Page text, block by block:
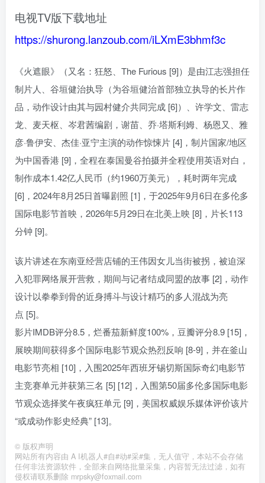
电视TV版下载地址
https://shurong.lanzoub.com/iLXmE3bhmf3c
《火遮眼》（又名：狂怒、The Furious [9]）是由江志强担任
制片人、谷垣健治执导（为谷垣健治首部独立执导的长片作
品，动作设计由其与园村健介共同完成 [6]）、许学文、雷志
龙、麦天枢、岑君茜编剧，谢苗、乔·塔斯利姆、杨恩又、雅
彦·鲁伊安、杰佳·亚宁主演的动作惊悚片 [4]，制片国家/地区
为中国香港 [9]，全程在泰国曼谷拍摄并全程使用英语对白，
制作成本1.42亿人民币（约1960万美元），耗时两年完成
[6]，2024年8月25日首曝剧照 [1]，于2025年9月6日在多伦多
国际电影节首映，2026年5月29日在北美上映 [8]，片长113
分钟 [9]。
该片讲述在东南亚经营店铺的王伟因女儿当街被拐，被迫深
入犯罪网络展开营救，期间与记者结成同盟的故事 [2]，动作
设计以拳拳到骨的近身搏斗与设计精巧的多人混战为亮
点 [5]。
影片IMDB评分8.5，烂番茄新鲜度100%，豆瓣评分8.9 [15]，
展映期间获得多个国际电影节观众热烈反响 [8-9]，并在釜山
电影节亮相 [10]，入围2025年西班牙锡切斯国际奇幻电影节
主竞赛单元并获第三名 [5] [12]，入围第50届多伦多国际电影
节观众选择奖午夜疯狂单元 [9]，美国权威娱乐媒体评价该片
“或成动作影史经典” [13]。
© 版权声明
网站所有内容由 A I机器人#自#动#采#集，无人值守，本站不会存储
任何非法资源软件，全部来自网络批量采集，内容暂无法过滤，如有
侵权请联系删除 mrpsky@foxmail.com